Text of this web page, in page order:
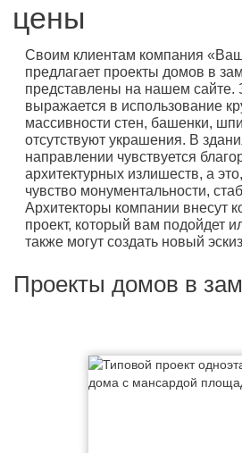
цены
Своим клиентам компания
предлагает проекты домов в
представлены на нашем сайте.
выражается в использование
массивности стен, башенки,
отсутствуют украшения. В
направлении чувствуется
архитектурных излишеств, а
чувство монументальности,
Архитекторы компании внесут
проект, который вам подойдет
также могут создать новый
Проекты домов в